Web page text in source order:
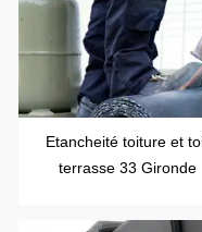
Etancheité toiture et
terrasse 33 Gironde